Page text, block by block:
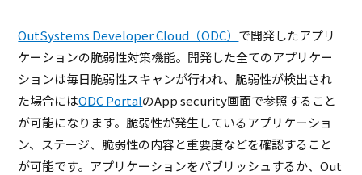
OutSystems Developer Cloud（ODC） で開発したアプリ
ケーションの脆弱性対策機能。開発した全てのアプリケー
ションは毎日脆弱性スキャンが行われ、脆弱性が検出され
た場合にはODC PortalのApp security画面で参照すること
が可能になります。脆弱性が発生しているアプリケーショ
ン、ステージ、脆弱性の内容と重要度などを確認すること
が可能です。アプリケーションをパブリッシュするか、Out